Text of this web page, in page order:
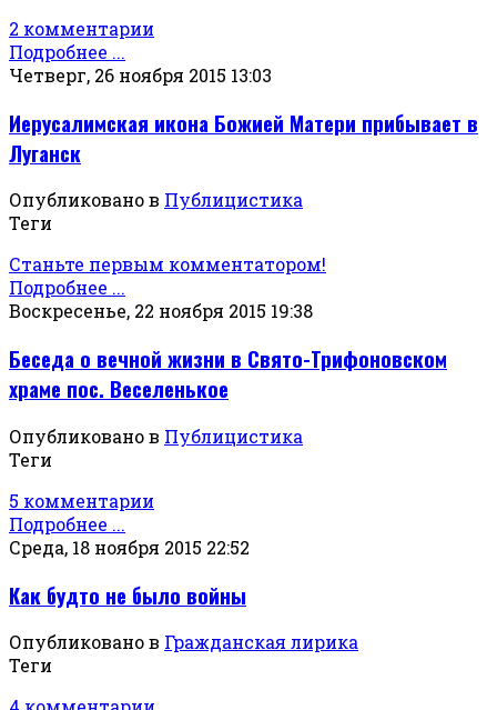
2 комментарии
Подробнее ...
Четверг, 26 ноября 2015 13:03
Иерусалимская икона Божией Матери прибывает в
Луганск
Опубликовано в Публицистика
Теги
Станьте первым комментатором!
Подробнее ...
Воскресенье, 22 ноября 2015 19:38
Беседа о вечной жизни в Свято-Трифоновском
храме пос. Веселенькое
Опубликовано в Публицистика
Теги
5 комментарии
Подробнее ...
Среда, 18 ноября 2015 22:52
Как будто не было войны
Опубликовано в Гражданская лирика
Теги